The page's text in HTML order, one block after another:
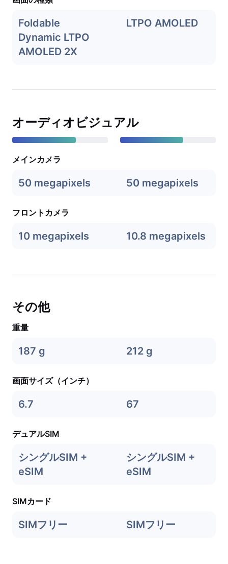
Foldable
Dynamic LTPO
AMOLED 2X
LTPO AMOLED
オーディオビジュアル
メインカメラ
50 megapixels 50 megapixels
フロントカメラ
10 megapixels 10.8 megapixels
その他
重量
187 g 212 g
画面サイズ（インチ）
6.7 67
デュアルSIM
シングルSIM +
eSIM
シングルSIM +
eSIM
SIMカード
SIMフリー SIMフリー